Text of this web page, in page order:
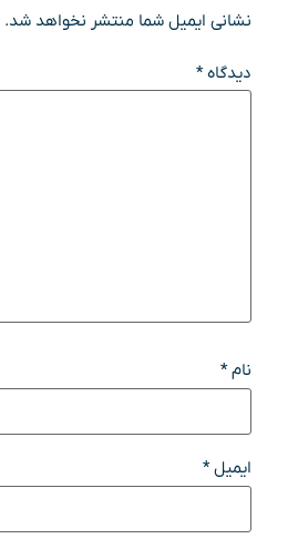
نشانی ایمیل شما منتشر نخواهد شد.
دیدگاه*
نام*
ایمیل*